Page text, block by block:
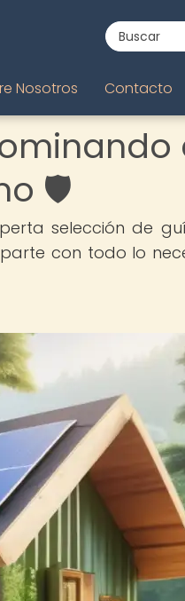
Nosotros Contacto
🛡️
selección de
con todo lo